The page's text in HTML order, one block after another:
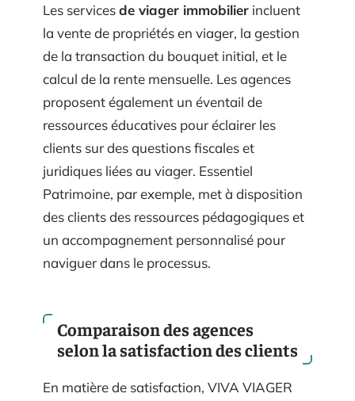
Les servicesde viager immobilier incluent
la vente de propriétés en viager, la gestion
de la transaction du bouquet initial, et le
calcul de la rente mensuelle. Les agences
proposent également un éventail de
ressources éducatives pour éclairer les
clients sur des questions fiscales et
juridiques liées au viager. Essentiel
Patrimoine, par exemple, met à disposition
des clients des ressources pédagogiques et
un accompagnement personnalisé pour
naviguer dans le processus.
Comparaison des agences
selon la satisfaction des clients
En matière de satisfaction, VIVA VIAGER